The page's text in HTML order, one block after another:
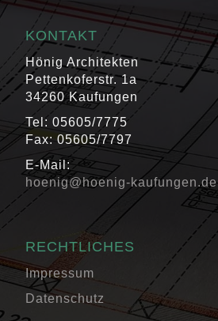
KONTAKT
Hönig Architekten
Pettenkoferstr. 1a
34260 Kaufungen
Tel: 05605/7775
Fax: 05605/7797
E-Mail:
hoenig@hoenig-kaufungen.de
RECHTLICHES
Impressum
Datenschutz